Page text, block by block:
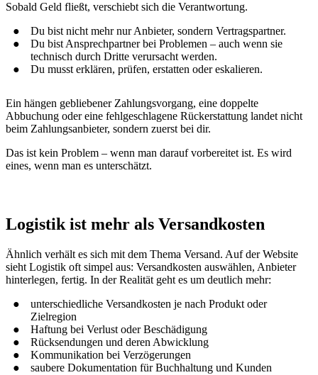
Sobald Geld fließt, verschiebt sich die Verantwortung.
Du bist nicht mehr nur Anbieter, sondern Vertragspartner.
Du bist Ansprechpartner bei Problemen – auch wenn sie
technisch durch Dritte verursacht werden.
Du musst erklären, prüfen, erstatten oder eskalieren.
Ein hängen gebliebener Zahlungsvorgang, eine doppelte
Abbuchung oder eine fehlgeschlagene Rückerstattung landet nicht
beim Zahlungsanbieter, sondern zuerst bei dir.
Das ist kein Problem – wenn man darauf vorbereitet ist. Es wird
eines, wenn man es unterschätzt.
Logistik ist mehr als Versandkosten
Ähnlich verhält es sich mit dem Thema Versand. Auf der Website
sieht Logistik oft simpel aus: Versandkosten auswählen, Anbieter
hinterlegen, fertig. In der Realität geht es um deutlich mehr:
unterschiedliche Versandkosten je nach Produkt oder
Zielregion
Haftung bei Verlust oder Beschädigung
Rücksendungen und deren Abwicklung
Kommunikation bei Verzögerungen
saubere Dokumentation für Buchhaltung und Kunden